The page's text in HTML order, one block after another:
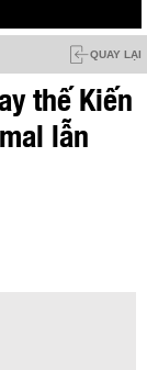
QUAY LẠI
thế Kiến
lẫn